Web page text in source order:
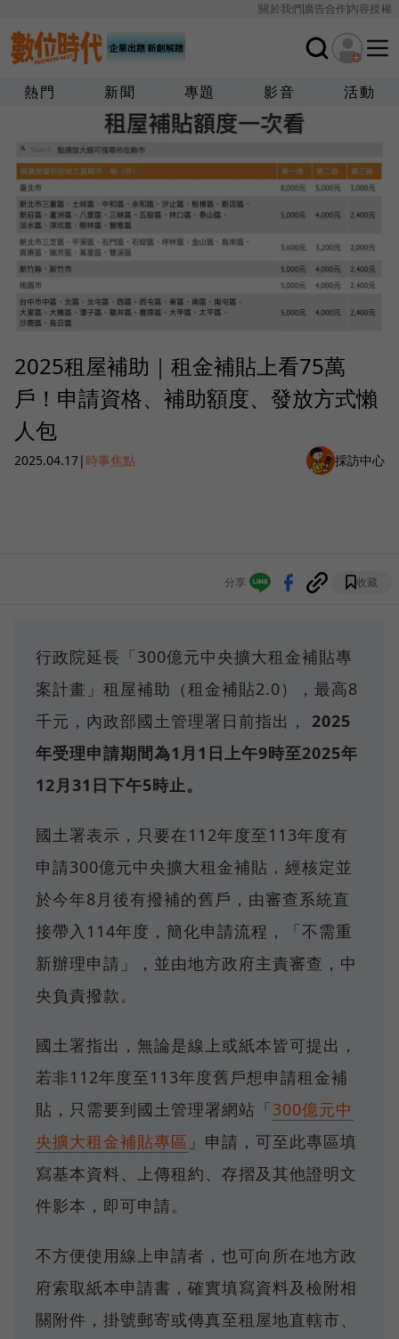
關於我們廣告合作內容授權
熱門 新聞 專題 影音 活動
2025租屋補助｜租金補貼上看75萬
戶！申請資格、補助額度、發放方式懶
人包
2025.04.17| 時事焦點 採訪中心
分享 收藏
行政院延長「300億元中央擴大租金補貼專
案計畫」租屋補助（租金補貼2.0），最高8
千元，內政部國土管理署日前指出， 2025
年受理申請期間為1月1日上午9時至2025年
12月31日下午5時止。
國土署表示，只要在112年度至113年度有
申請300億元中央擴大租金補貼，經核定並
於今年8月後有撥補的舊戶，由審查系統直
接帶入114年度，簡化申請流程，「不需重
新辦理申請」，並由地方政府主責審查，中
央負責撥款。
國土署指出，無論是線上或紙本皆可提出，
若非112年度至113年度舊戶想申請租金補
貼，只需要到國土管理署網站「300億元中
央擴大租金補貼專區 」申請，可至此專區填
寫基本資料、上傳租約、存摺及其他證明文
件影本，即可申請。
不方便使用線上申請者，也可向所在地方政
府索取紙本申請書，確實填寫資料及檢附相
關附件，掛號郵寄或傳真至租屋地直轄市、